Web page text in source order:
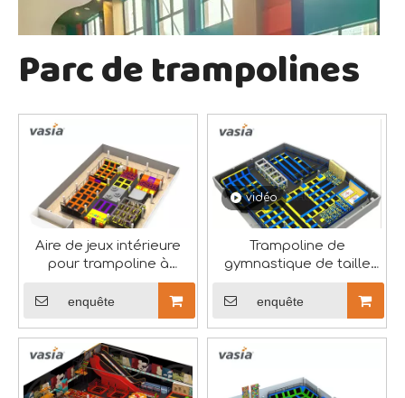
L'exposition a attiré de nombreux acheteurs
Parc de trampolines
Aire de jeux intérieure
pour trampoline à
enquête
vidéo
Trampoline de
gymnastique de taille
enquête